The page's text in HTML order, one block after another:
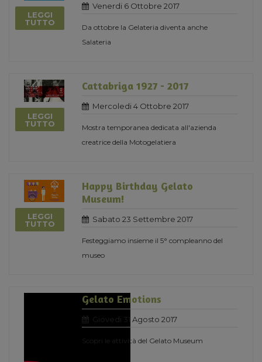
LEGGI
TUTTO
Venerdi 6 Ottobre 2017
Da ottobre la Gelateria diventa anche
Salateria
LEGGI
TUTTO
Cattabriga 1927 - 2017
Mercoledi 4 Ottobre 2017
Mostra temporanea dedicata all'azienda
creatrice della Motogelatiera
LEGGI
TUTTO
Happy Birthday Gelato
Museum!
Sabato 23 Settembre 2017
Festeggiamo insieme il 5° compleanno del
museo
Gelato Emotions
Giovedi 31 Agosto 2017
Scopri le attività del Gelato Museum